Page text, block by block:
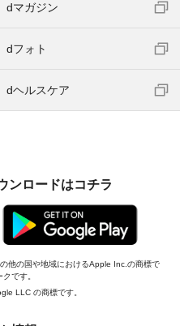
dマガジン
dフォト
dヘルスケア
ンロードはコチラ
他の国や地域におけるApple Inc.の商標で
です。
LLC の商標です。